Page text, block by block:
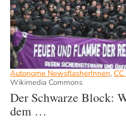
Autonome NewsflasherInnen,
Wikimedia Commons
Der Schwarze Block:
dem …